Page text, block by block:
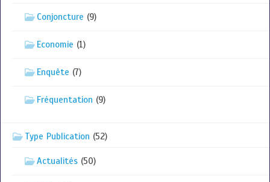
Conjoncture (9)
Economie (1)
Enquête (7)
Fréquentation (9)
Type Publication (52)
Actualités (50)